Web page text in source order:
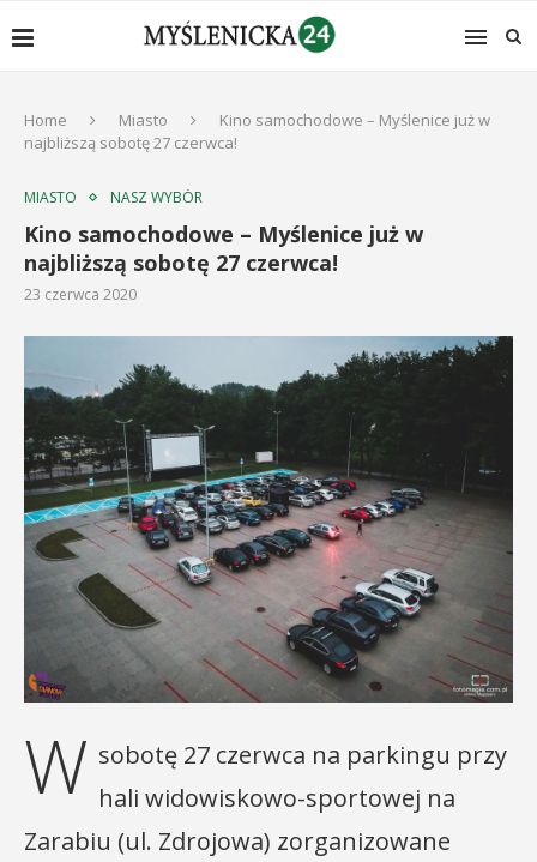
Home Miasto
Kino samochodowe – Myślenice już w
najbliższą sobotę 27 czerwca!
MIASTO NASZ WYBÓR
Kino samochodowe – Myślenice już w
najbliższą sobotę 27 czerwca!
23 czerwca 2020
W sobotę 27 czerwca na parkingu przy
hali widowiskowo-sportowej na
Zarabiu (ul. Zdrojowa) zorganizowane